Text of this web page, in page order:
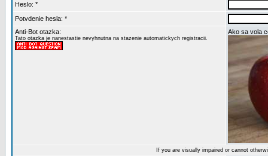
Heslo: *
Potvdenie hesla: *
Anti-Bot otazka:
Tato otazka je nanestastie nevyhnutna na stazenie automatickych registracii.
Ako sa vola
If you are visually impaired or cannot